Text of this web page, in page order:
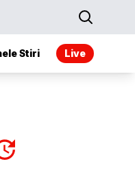
Stiri Live